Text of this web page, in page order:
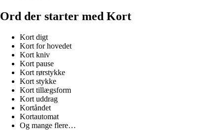
Ord der starter med Kort
Kort digt
Kort for hovedet
Kort kniv
Kort pause
Kort rørstykke
Kort stykke
Kort tillægsform
Kort uddrag
Kortåndet
Kortautomat
Og mange flere…